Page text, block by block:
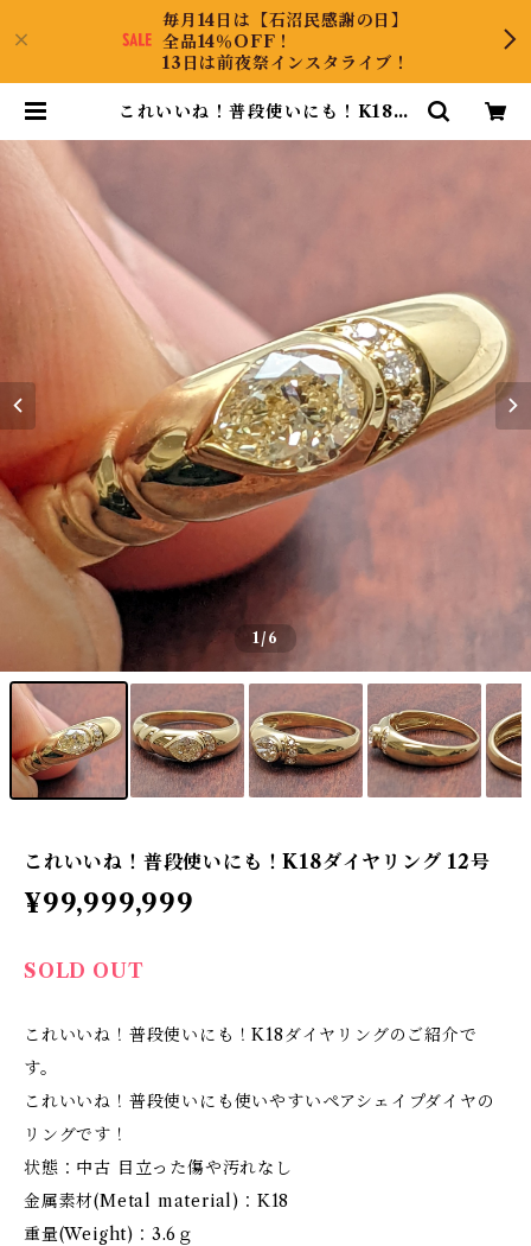
毎月14日は【石沼民感謝の日】
全品14％OFF！
13日は前夜祭インスタライブ！
これいいね！普段使いにも！K18ダ
1/6
これいいね！普段使いにも！K18ダイヤリング 12号
¥99,999,999
SOLD OUT
これいいね！普段使いにも！K18ダイヤリングのご紹介で
す。
これいいね！普段使いにも使いやすいペアシェイプダイヤの
リングです！
状態：中古 目立った傷や汚れなし
金属素材(Metal material)：K18
重量(Weight)：3.6ｇ